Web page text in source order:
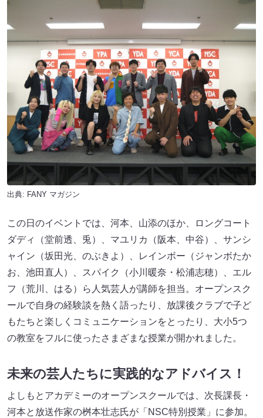
出典: FANY マガジン
この日のイベントでは、河本、山添のほか、ロングコート
ダディ（堂前透、兎）、マユリカ（阪本、中谷）、サンシ
ャイン（坂田光、のぶきよ）、レインボー（ジャンボたか
お、池田直人）、スパイク（小川暖奈・松浦志穂）、エル
フ（荒川、はる）ら人気芸人が講師を担当。オープンスク
ールで自身の経験談を熱く語ったり、放課後クラブで子ど
もたちと楽しくコミュニケーションをとったり、大小5つ
の教室をフルに使ったさまざまな授業が開かれました。
未来の芸人たちに実践的なアドバイス！
よしもとアカデミーのオープンスクールでは、次長課長・
河本と放送作家の桝本壮志氏が「NSC特別授業」に参加。